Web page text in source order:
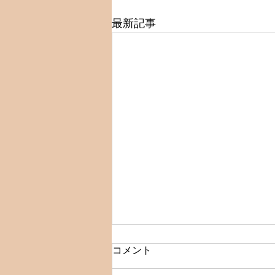
最新記事
☆クーポン表示変更のお知ら
コメント